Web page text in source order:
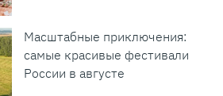
Масштабные приключения:
самые красивые фестивали
России в августе